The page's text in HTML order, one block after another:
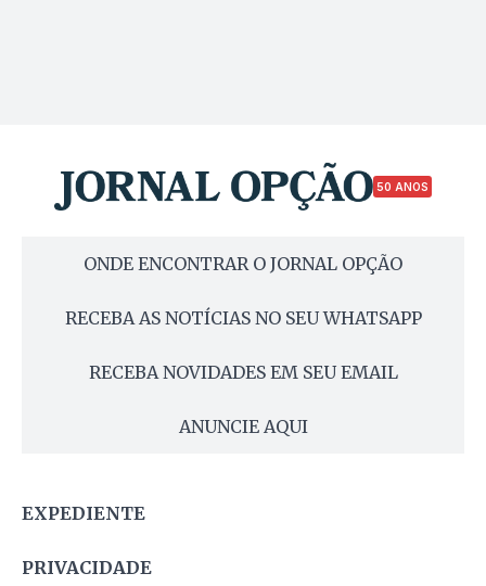
50 ANOS
ONDE ENCONTRAR O JORNAL OPÇÃO
RECEBA AS NOTÍCIAS NO SEU WHATSAPP
RECEBA NOVIDADES EM SEU EMAIL
ANUNCIE AQUI
EXPEDIENTE
PRIVACIDADE